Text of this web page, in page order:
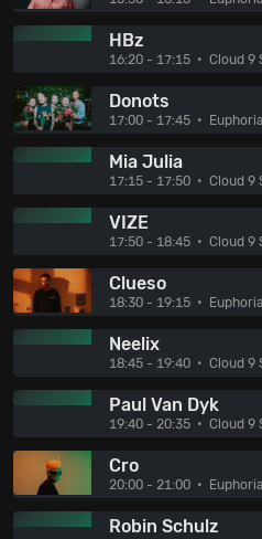
HBz
16:20 - 17:15 Cloud 9
Donots
17:00 - 17:45
Mia Julia
17:15 - 17:50 Cloud 9
VIZE
17:50 - 18:45 Cloud 9
Clueso
18:30 - 19:15
Neelix
18:45 - 19:40 Cloud 9
Paul Van Dyk
19:40 - 20:35 Cloud 9
Cro
20:00 - 21:00
Robin Schulz